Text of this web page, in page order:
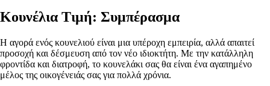
Κουνέλια Τιμή: Συμπέρασμα
Η αγορά ενός κουνελιού είναι μια υπέροχη εμπειρία, αλλά απαιτεί
προσοχή και δέσμευση από τον νέο ιδιοκτήτη. Με την κατάλληλη
φροντίδα και διατροφή, το κουνελάκι σας θα είναι ένα αγαπημένο
μέλος της οικογένειάς σας για πολλά χρόνια.